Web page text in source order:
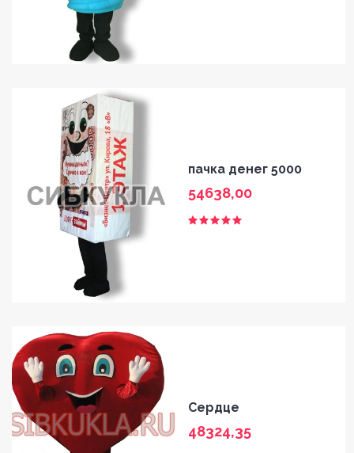
пачка денег 5000
54638,00
Сердце
48324,35